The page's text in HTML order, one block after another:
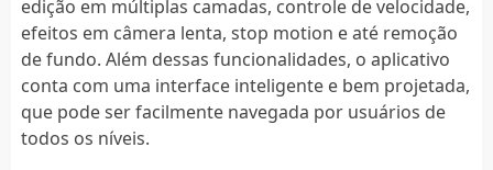
edição em múltiplas camadas, controle de velocidade,
efeitos em câmera lenta, stop motion e até remoção
de fundo. Além dessas funcionalidades, o aplicativo
conta com uma interface inteligente e bem projetada,
que pode ser facilmente navegada por usuários de
todos os níveis.